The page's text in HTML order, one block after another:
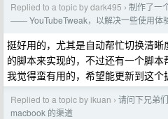
Replied to a topic by dark495 › 制作了一
—— YouTubeTweak，以解决一些使用体
挺好用的，尤其是自动帮忙切换清
的脚本来实现的，不过还有一个脚
我觉得蛮有用的，希望能更新到这个
Replied to a topic by ikuan › 请问下兄弟
macbook 的渠道